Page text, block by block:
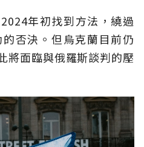
年初找到方法，繞過
否決。但烏克蘭目前仍
將面臨與俄羅斯談判的壓